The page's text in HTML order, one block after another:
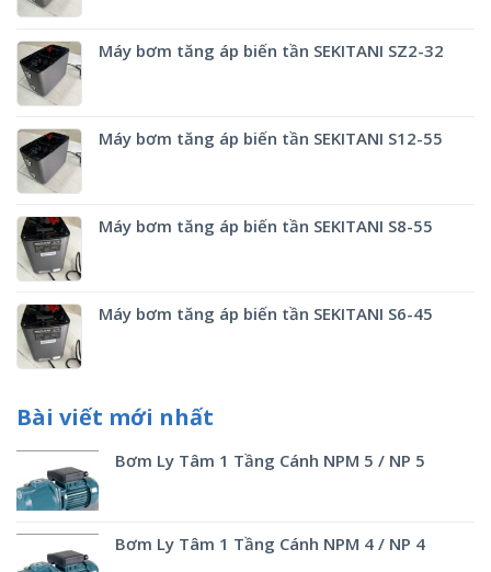
Máy bơm tăng áp biến tần SEKITANI SZ2-32
Máy bơm tăng áp biến tần SEKITANI S12-55
Máy bơm tăng áp biến tần SEKITANI S8-55
Máy bơm tăng áp biến tần SEKITANI S6-45
Bài viết mới nhất
Bơm Ly Tâm 1 Tầng Cánh NPM 5 / NP 5
Bơm Ly Tâm 1 Tầng Cánh NPM 4 / NP 4